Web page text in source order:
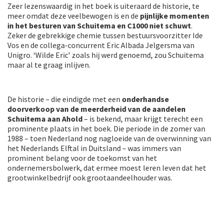
Zeer lezenswaardig in het boek is uiteraard de historie, te
meer omdat deze veelbewogen is en de pijnlijke momenten
in het besturen van Schuitema en C1000 niet schuwt.
Zeker de gebrekkige chemie tussen bestuursvoorzitter Ide
Vos en de collega-concurrent Eric Albada Jelgersma van
Unigro. ‘Wilde Eric’ zoals hij werd genoemd, zou Schuitema
maar al te graag inlijven.
De historie – die eindigde met een onderhandse
doorverkoop van de meerderheid van de aandelen
Schuitema aan Ahold– is bekend, maar krijgt terecht een
prominente plaats in het boek. Die periode in de zomer van
1988 – toen Nederland nog nagloeide van de overwinning van
het Nederlands Elftal in Duitsland – was immers van
prominent belang voor de toekomst van het
ondernemersbolwerk, dat ermee moest leren leven dat het
grootwinkelbedrijf ook grootaandeelhouder was.